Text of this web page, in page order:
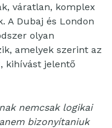
váratlan, komplex
A Dubaj és London
olyan
amelyek szerint az
kihívást jelentő
nemcsak logikai
bizonyítaniuk